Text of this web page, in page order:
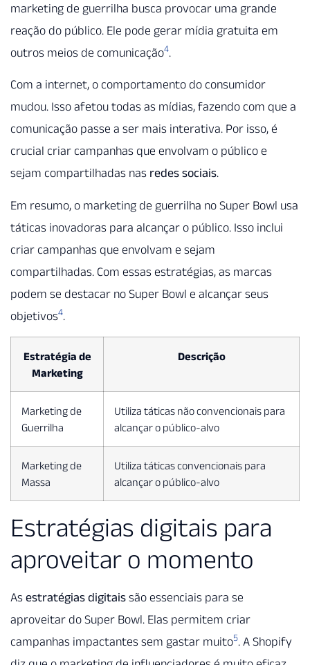
marketing de guerrilha busca provocar uma grande
reação do público. Ele pode gerar mídia gratuita em
outros meios de comunicação4.
Com a internet, o comportamento do consumidor
mudou. Isso afetou todas as mídias, fazendo com que a
comunicação passe a ser mais interativa. Por isso, é
crucial criar campanhas que envolvam o público e
sejam compartilhadas nas redes sociais.
Em resumo, o marketing de guerrilha no Super Bowl usa
táticas inovadoras para alcançar o público. Isso inclui
criar campanhas que envolvam e sejam
compartilhadas. Com essas estratégias, as marcas
podem se destacar no Super Bowl e alcançar seus
objetivos4.
Estratégia de
Marketing
Descrição
Marketing de
Guerrilha
Utiliza táticas não convencionais para
alcançar o público-alvo
Marketing de
Massa
Utiliza táticas convencionais para
alcançar o público-alvo
Estratégias digitais para
aproveitar o momento
As estratégias digitais são essenciais para se
aproveitar do Super Bowl. Elas permitem criar
campanhas impactantes sem gastar muito5. A Shopify